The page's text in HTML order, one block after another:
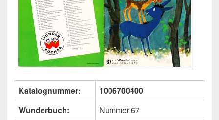
Katalognummer:
1006700400
Wunderbuch:
Nummer 67